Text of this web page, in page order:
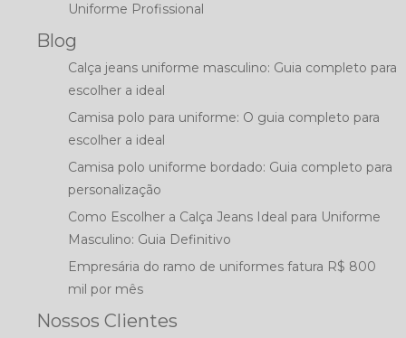
Uniforme Profissional
Blog
Calça jeans uniforme masculino: Guia completo para
escolher a ideal
Camisa polo para uniforme: O guia completo para
escolher a ideal
Camisa polo uniforme bordado: Guia completo para
personalização
Como Escolher a Calça Jeans Ideal para Uniforme
Masculino: Guia Definitivo
Empresária do ramo de uniformes fatura R$ 800
mil por mês
Nossos Clientes